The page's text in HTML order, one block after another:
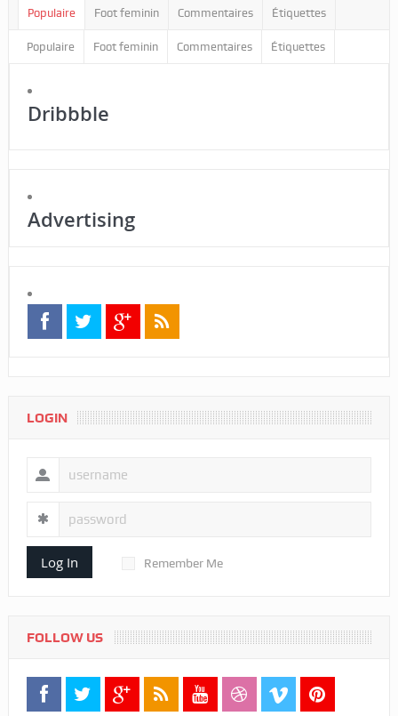
Populaire Foot feminin Commentaires Étiquettes
Populaire Foot feminin Commentaires Étiquettes
Dribbble
Advertising
LOGIN
Log In Remember Me
FOLLOW US